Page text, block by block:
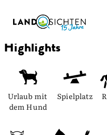
Highlights
Urlaub mit
dem Hund
Spielplatz